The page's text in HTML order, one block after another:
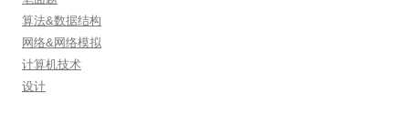
算法&数据结构
网络&网络模拟
计算机技术
设计